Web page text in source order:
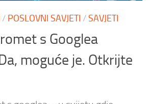
/ POSLOVNI SAVJETI / SAVJETI
s Googlea
moguće je. Otkrijte